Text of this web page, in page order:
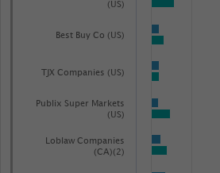
axis
Nettoumsatz
(US)
Publix Super Markets
(US)
Best Buy Co (US)
TJX Companies (US)
Loblaw Companies
(CA)(2)